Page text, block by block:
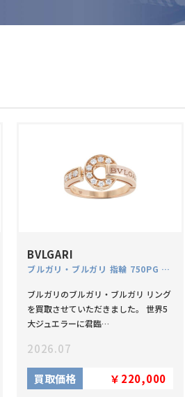
BVLGARI
ブルガリ・ブルガリ 指輪 750PG ダイヤモンド
ブルガリのブルガリ・ブルガリ リング
を買取させていただきました。 世界5
大ジュエラーに君臨…
2026.07
買取価格 ￥220,000